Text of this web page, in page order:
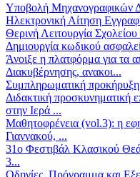
Υποβολή Μηχανογραφικών
Ηλεκτρονική Αίτηση
Θερινή Λειτουργία
Δημιουργία κωδικού
Άνοιξε η πλατφόρμα για τα
Διακυβέρνησης, ανακοι...
Συμπληρωματική προκήρυξη
Διδακτική
στην Ιερά ...
Μαθητοφρένεια (vol.3): η
Γιαννακού, ...
31ο Φεστιβάλ Κλασικού
3...
Οδηγίες, Πρόγραμμα και